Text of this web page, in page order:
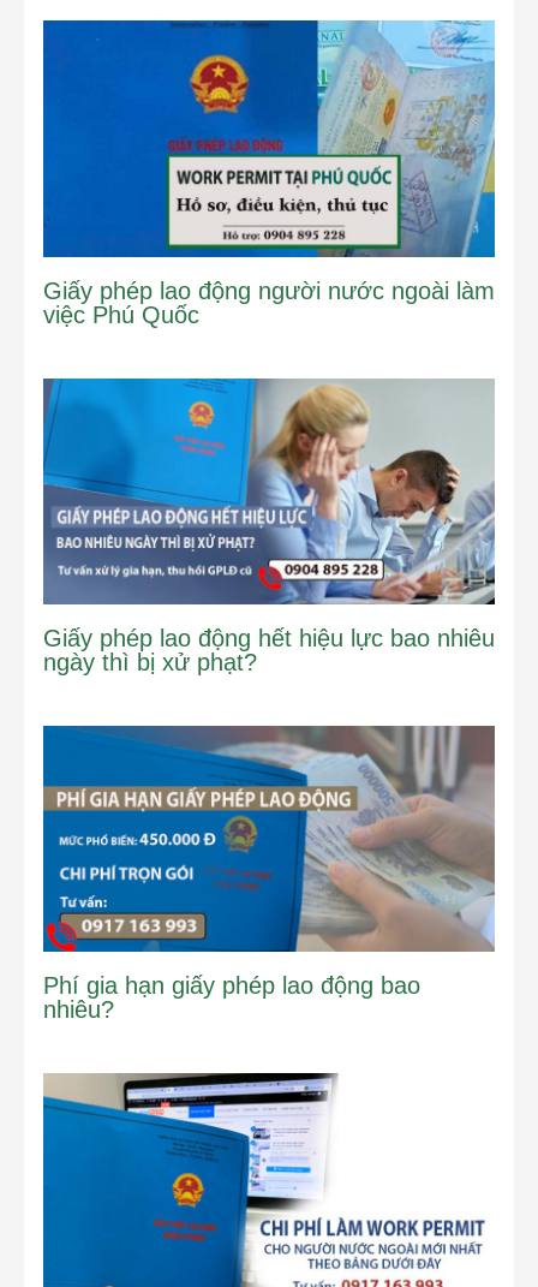
Giấy phép lao động người nước ngoài làm
việc Phú Quốc
Giấy phép lao động hết hiệu lực bao nhiêu
ngày thì bị xử phạt?
Phí gia hạn giấy phép lao động bao
nhiêu?